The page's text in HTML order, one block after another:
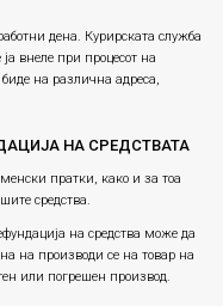
дена. Курирската служба
ја внеле при процесот на
биде на различна адреса,
НА СРЕДСТВАТА
пратки, како и за тоа
средства.
на средства може да
на производи се на товар на
или погрешен производ.